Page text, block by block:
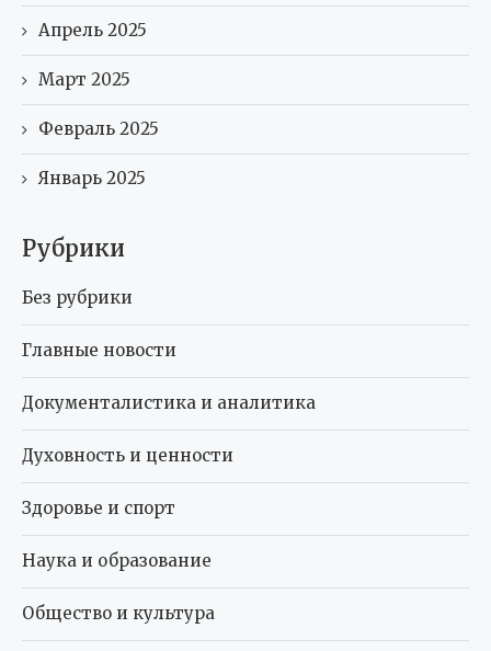
Апрель 2025
Март 2025
Февраль 2025
Январь 2025
Рубрики
Без рубрики
Главные новости
Документалистика и аналитика
Духовность и ценности
Здоровье и спорт
Наука и образование
Общество и культура